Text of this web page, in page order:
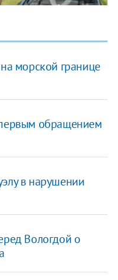
морской границе
обращением
в нарушении
Вологдой о